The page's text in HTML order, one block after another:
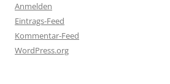
Anmelden
Eintrags-Feed
Kommentar-Feed
WordPress.org